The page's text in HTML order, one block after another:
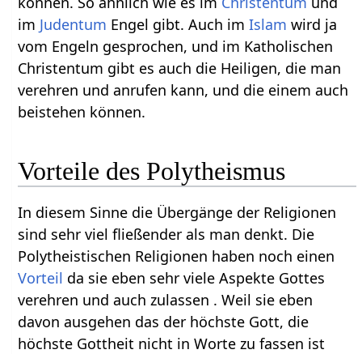
im Judentum Engel gibt. Auch imIslam wird ja
vom Engeln gesprochen, und im Katholischen
Christentum gibt es auch die Heiligen, die man
verehren und anrufen kann, und die einem auch
beistehen können.
Vorteile des Polytheismus
In diesem Sinne die Übergänge der Religionen
sind sehr viel fließender als man denkt. Die
Polytheistischen Religionen haben noch einen
Vorteil da sie eben sehr viele Aspekte Gottes
verehren und auch zulassen . Weil sie eben
davon ausgehen das der höchste Gott, die
höchste Gottheit nicht in Worte zu fassen ist